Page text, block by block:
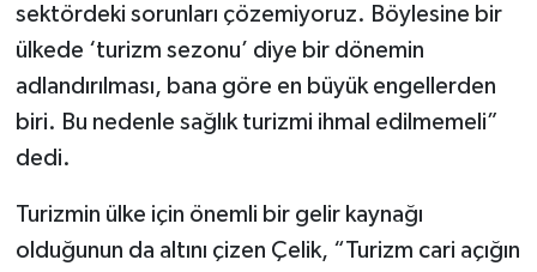
sektördeki sorunları çözemiyoruz. Böylesine bir
ülkede ‘turizm sezonu’ diye bir dönemin
adlandırılması, bana göre en büyük engellerden
biri. Bu nedenle sağlık turizmi ihmal edilmemeli”
dedi.
Turizmin ülke için önemli bir gelir kaynağı
olduğunun da altını çizen Çelik, “Turizm cari açığın